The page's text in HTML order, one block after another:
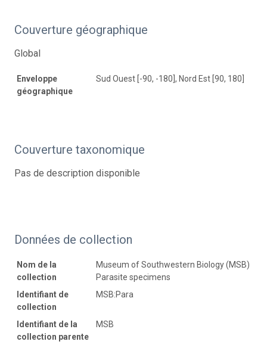
Couverture géographique
Global
Enveloppe
géographique
Sud Ouest [-90, -180], Nord Est [90, 180]
Couverture taxonomique
Pas de description disponible
Données de collection
Nom de la
collection
Museum of Southwestern Biology (MSB)
Parasite specimens
Identifiant de
collection
MSB:Para
Identifiant de la
collection parente
MSB